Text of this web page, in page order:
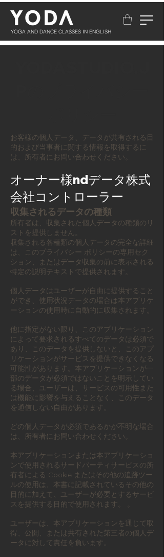
YOGA AND DANCE CLASSES IN ENGLISH
お客様の個人データ、データが共有される目
的および当事者に関する情報を取得するに
は、所有者にお問い合わせください。
オーナー様ndデータ株式
会社コントローラー
収集されるデータの種類
所有者は、収集された個人データの種類のリ
ストを提供しません。
収集される各種類の個人データの完全な詳細
は、このプライバシー ポリシーの専用セク
ション、またはデータ収集の前に表示される
特定の説明テキストで提供されます。
個人データはユーザーが自由に提供すること
ができ、使用状況データの場合は本アプリケ
ーションの使用時に自動的に収集されます。
他に指定がない限り、このアプリケーション
によって要求されるすべてのデータは必須で
あり、このデータを提供しないと、このアプ
リケーションがサービスを提供できなくなる
可能性があります。本アプリケーションが一
部のデータが必須ではないことを明示してい
る場合、ユーザーは、サービスの可用性また
は機能に影響を与えることなく、このデータ
を通信しない自由があります。
どの個人データが必須であるかが不明な場合
は、所有者にお問い合わせください。
本アプリケーションまたは本アプリケーショ
ンで使用されるサードパーティサービスの所
有者による Cookie またはその他の追跡ツー
ルの使用は、本書に記載されているその他の
目的に加えて、ユーザーが必要とするサービ
スを提供する目的で使用されます。 。
ユーザーは、本アプリケーションを通じて取
得、公開、または共有された第三者の個人デ
ータに対して責任を負います。